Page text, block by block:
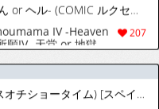
[ケオヤ] 文芸部にいらっしゃい♥ (メスオチショータイム) [スペイン翻訳] [無修正] [DL版]
62
| Unete al
Showtime)
[Digital] [Harenchi
[双葉八重] アナルは性器じゃありません!!〜日下部岬の場合〜 (アナルは性器じゃありません!!) [英訳] [無修正] [DL版]